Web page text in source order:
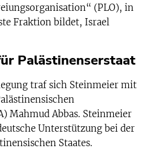
(PLO), in
Fraktion bildet, Israel
Palästinenserstaat
traf sich Steinmeier mit
Mahmud Abbas. Steinmeier
Unterstützung bei der
Staates.